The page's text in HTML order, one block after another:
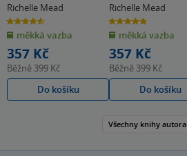
Krvavý slib
Richelle Mead
4.6
z
5
hvězdiček
měkká vazba
357 Kč
Běžně 399 Kč
Do košíku
Richelle Mead
4.9
z
5
hvězdiček
měkká vazba
357 Kč
Běžně 399 Kč
Do košíku
Všechny knihy autora